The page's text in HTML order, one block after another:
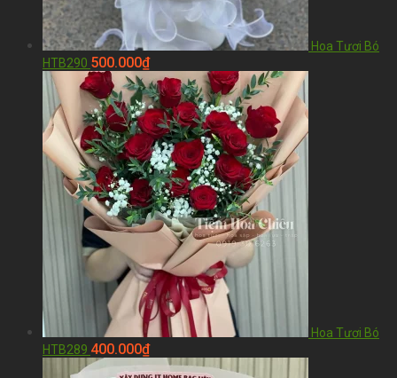
Hoa Tươi Bó
HTB290 500.000₫
Hoa Tươi Bó
HTB289 400.000₫